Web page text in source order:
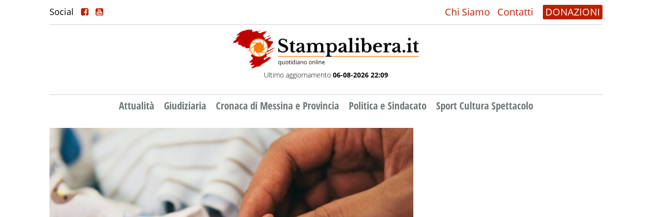
Social Chi Siamo Contatti DONAZIONI
Ultimo aggiornamento 06-08-2026 22:09
Attualità Giudiziaria Cronaca di Messina e Provincia Politica e Sindacato Sport Cultura Spettacolo